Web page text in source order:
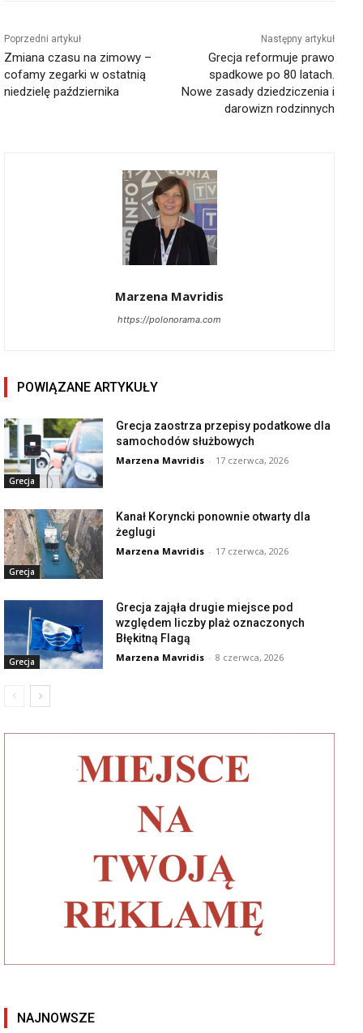
Poprzedni artykuł
Zmiana czasu na zimowy –
cofamy zegarki w ostatnią
niedzielę października
Następny artykuł
Grecja reformuje prawo
spadkowe po 80 latach.
Nowe zasady dziedziczenia i
darowizn rodzinnych
Marzena Mavridis
https://polonorama.com
POWIĄZANE ARTYKUŁY
Grecja
Grecja zaostrza przepisy podatkowe dla
samochodów służbowych
Marzena Mavridis - 17 czerwca, 2026
Grecja
Kanał Koryncki ponownie otwarty dla
żeglugi
Marzena Mavridis - 17 czerwca, 2026
Grecja
Grecja zająła drugie miejsce pod
względem liczby plaż oznaczonych
Błękitną Flagą
Marzena Mavridis - 8 czerwca, 2026
NAJNOWSZE